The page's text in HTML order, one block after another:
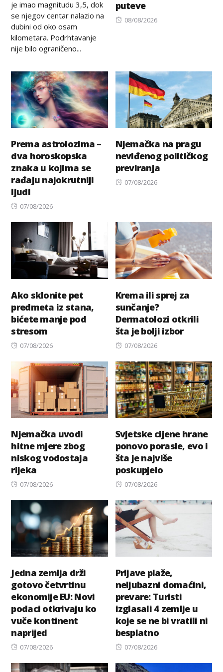
je imao magnitudu 3,5, dok
se njegov centar nalazio na
dubini od oko osam
kilometara. Podrhtavanje
nije bilo ograničeno...
puteve
Posted
08/08/2026
Prema astrolozima –
dva horoskopska
znaka u kojima se
rađaju najokrutniji
ljudi
Posted
07/08/2026
Njemačka na pragu
neviđenog političkog
previranja
Posted
07/08/2026
Ako sklonite pet
predmeta iz stana,
bićete manje pod
stresom
Posted
07/08/2026
Krema ili sprej za
sunčanje?
Dermatolozi otkrili
šta je bolji izbor
Posted
07/08/2026
Njemačka uvodi
hitne mjere zbog
niskog vodostaja
rijeka
Posted
07/08/2026
Svjetske cijene hrane
ponovo porasle, evo i
šta je najviše
poskupjelo
Posted
07/08/2026
Jedna zemlja drži
gotovo četvrtinu
ekonomije EU: Novi
podaci otkrivaju ko
vuče kontinent
naprijed
Posted
07/08/2026
Prljave plaže,
neljubazni domaćini,
prevare: Turisti
izglasali 4 zemlje u
koje se ne bi vratili ni
besplatno
Posted
07/08/2026